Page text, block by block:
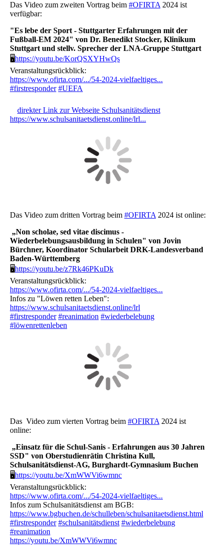
Das Video zum zweiten Vortrag beim #OFIRTA2024 ist
verfügbar:
"Es lebe der Sport - Stuttgarter Erfahrungen mit der
Fußball-EM 2024" von Dr. Benedikt Stocker, Klinikum
Stuttgart und stellv. Sprecher der LNA-Gruppe Stuttgart
🖥https://youtu.be/KorQSXYHwQs
Veranstaltungsrückblick:
https://www.ofirta.com/.../54-2024-vielfaeltiges...
#firstresponder #UEFA
direkter Link zur Webseite Schulsanitätsdienst
https://www.schulsanitaetsdienst.online/lrl...
Das Video zum dritten Vortrag beim #OFIRTA2024 ist online:
„Non scholae, sed vitae discimus -
Wiederbelebungsausbildung in Schulen" von Jovin
Bürchner, Koordinator Schularbeit DRK-Landesverband
Baden-Württemberg
🖥https://youtu.be/z7Rk46PKuDk
Veranstaltungsrückblick:
https://www.ofirta.com/.../54-2024-vielfaeltiges...
Infos zu "Löwen retten Leben":
https://www.schulsanitaetsdienst.online/lrl
#firstresponder #reanimation #wiederbelebung
#löwenrettenleben
Das Video zum vierten Vortrag beim #OFIRTA2024 ist
online:
„Einsatz für die Schul-Sanis - Erfahrungen aus 30 Jahren
SSD" von Oberstudienrätin Christina Kull,
Schulsanitätsdienst-AG, Burghardt-Gymnasium Buchen
🖥https://youtu.be/XmWWVi6wmnc
Veranstaltungsrückblick:
https://www.ofirta.com/.../54-2024-vielfaeltiges...
Infos zum Schulsanitätsdienst am BGB:
https://www.bgbuchen.de/schulleben/schulsanitaetsdienst.html
#firstresponder #schulsanitätsdienst #wiederbelebung
#reanimation
https://youtu.be/XmWWVi6wmnc